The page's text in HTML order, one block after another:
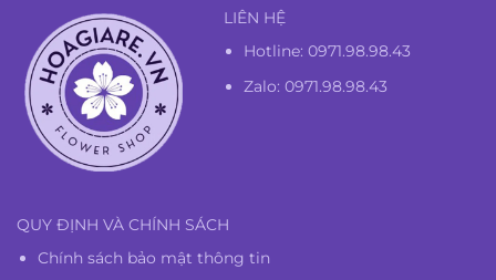
LIÊN HỆ
Hotline:0971.98.98.43
Zalo: 0971.98.98.43
QUY ĐỊNH VÀ CHÍNH SÁCH
Chính sách bảo mật thông tin